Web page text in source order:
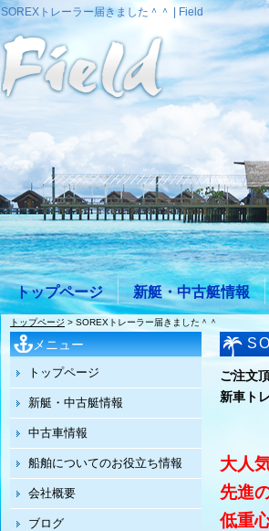
SOREXトレーラー届きました＾＾ | Field
トップページ 新艇・中古艇情報
トップページ > SOREXトレーラー届きました＾＾
ご注文
新車ト
大人
先進
低重
メニュー
トップページ
新艇・中古艇情報
中古車情報
船舶についてのお役立ち情報
会社概要
ブログ